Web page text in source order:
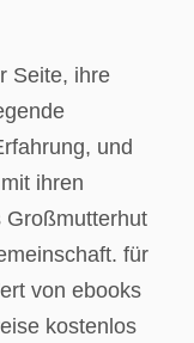
Seite, ihre
und
ihren
Großmutterhut
für
von ebooks
kostenlos